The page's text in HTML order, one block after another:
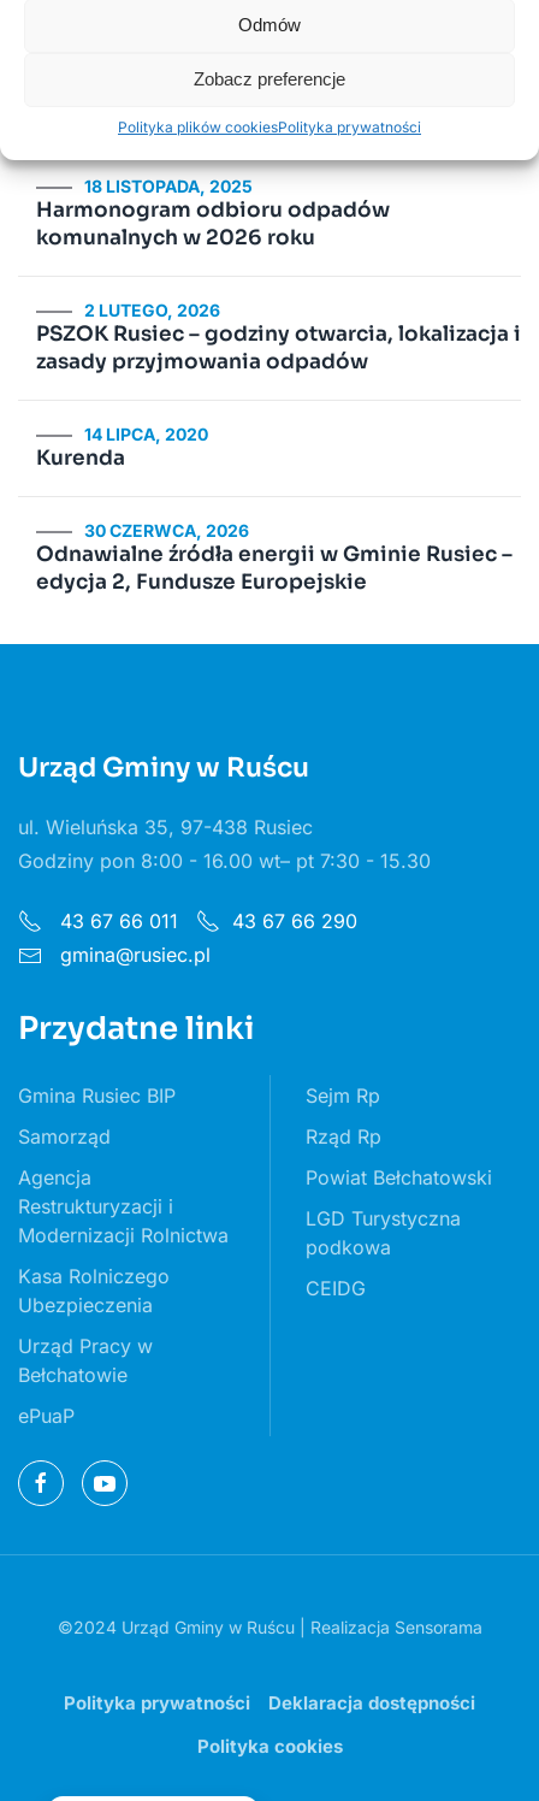
Odmów
Zobacz preferencje
Polityka plików cookiesPolityka prywatności
18 LISTOPADA, 2025
Harmonogram odbioru odpadów
komunalnych w 2026 roku
2 LUTEGO, 2026
PSZOK Rusiec – godziny otwarcia, lokalizacja i
zasady przyjmowania odpadów
14 LIPCA, 2020
Kurenda
30 CZERWCA, 2026
Odnawialne źródła energii w Gminie Rusiec –
edycja 2, Fundusze Europejskie
Urząd Gminy w Ruścu
ul. Wieluńska 35, 97-438 Rusiec
Godziny pon 8:00 - 16.00 wt– pt 7:30 - 15.30
43 67 66 011
43 67 66 290
gmina@rusiec.pl
Przydatne linki
Gmina Rusiec BIP
Samorząd
Agencja
Restrukturyzacji i
Modernizacji Rolnictwa
Kasa Rolniczego
Ubezpieczenia
Urząd Pracy w
Bełchatowie
ePuaP
Sejm Rp
Rząd Rp
Powiat Bełchatowski
LGD Turystyczna
podkowa
CEIDG
©2024 Urząd Gminy w Ruścu | Realizacja Sensorama
Polityka prywatności
Deklaracja dostępności
Polityka cookies